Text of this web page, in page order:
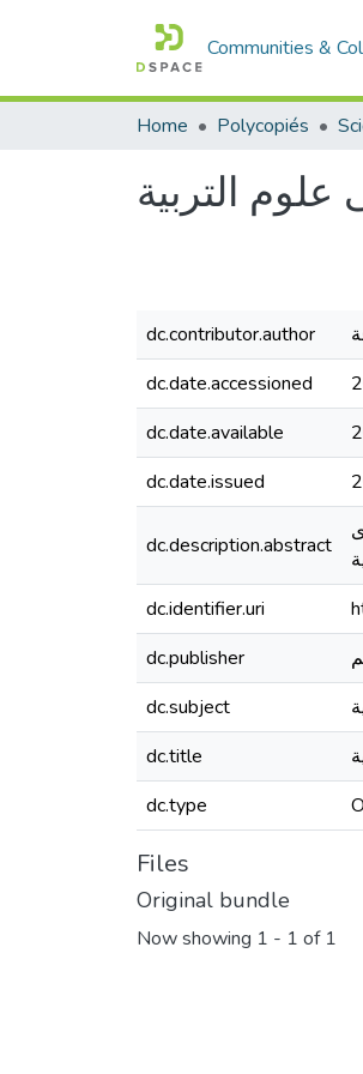
Communities &
Home Polycopiés
التربية
dc.contributor.author
dc.date.accessioned
dc.date.available
dc.date.issued
dc.description.abstract
dc.identifier.uri
dc.publisher
dc.subject
dc.title
dc.type
Files
Original bundle
Now showing 1 - 1 of 1